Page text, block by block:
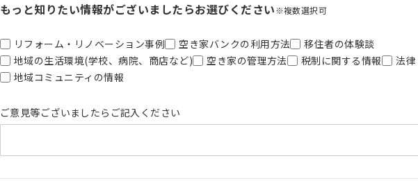
もっと知りたい情報がございましたらお選びください※複数選択可
リフォーム・リノベーション事例 空き家バンクの利用方法
移住者の体験談
地域の生活環境(学校、病院、商店など)
空き家の管理方法 税制に関する情報
法
地域コミュニティの情報
ご意見等ございましたらご記入ください